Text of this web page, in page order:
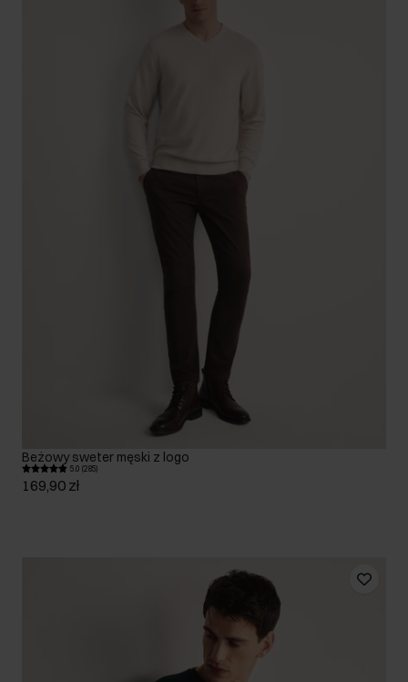
Beżowy sweter męski z logo
5.0 (285)
169,90 zł